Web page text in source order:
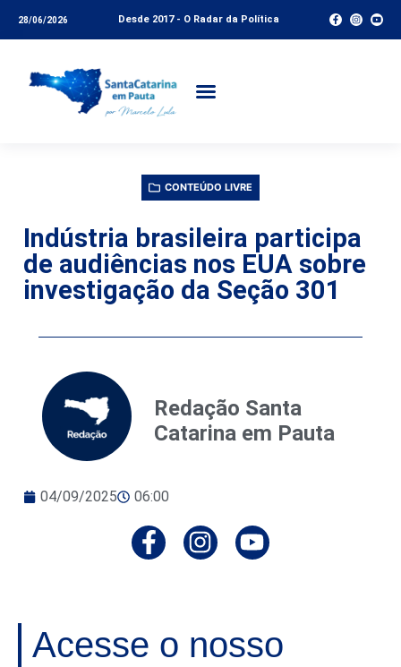
28/06/2026 Desde 2017 - O Radar da Política
CONTEÚDO LIVRE
Indústria brasileira participa
de audiências nos EUA sobre
investigação da Seção 301
Redação Santa
Catarina em Pauta
04/09/2025 06:00
Acesse o nosso